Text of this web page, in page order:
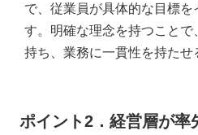
で、従業員が具体的な目標を
す。明確な理念を持つこと
持ち、業務に一貫性を持たせ
ポイント2．経営層が率